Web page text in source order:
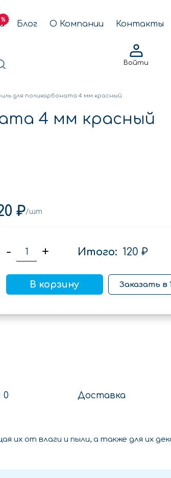
Блог О Компании Контакты
Войти
для поликарбоната 4 мм красный
4 мм красный
₽/шт
- + Итого: 120 ₽
В корзину Заказать в
0 Доставка
их от влаги и пыли, а также для их